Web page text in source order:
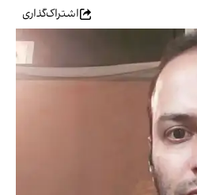
اشتراک‌گذاری